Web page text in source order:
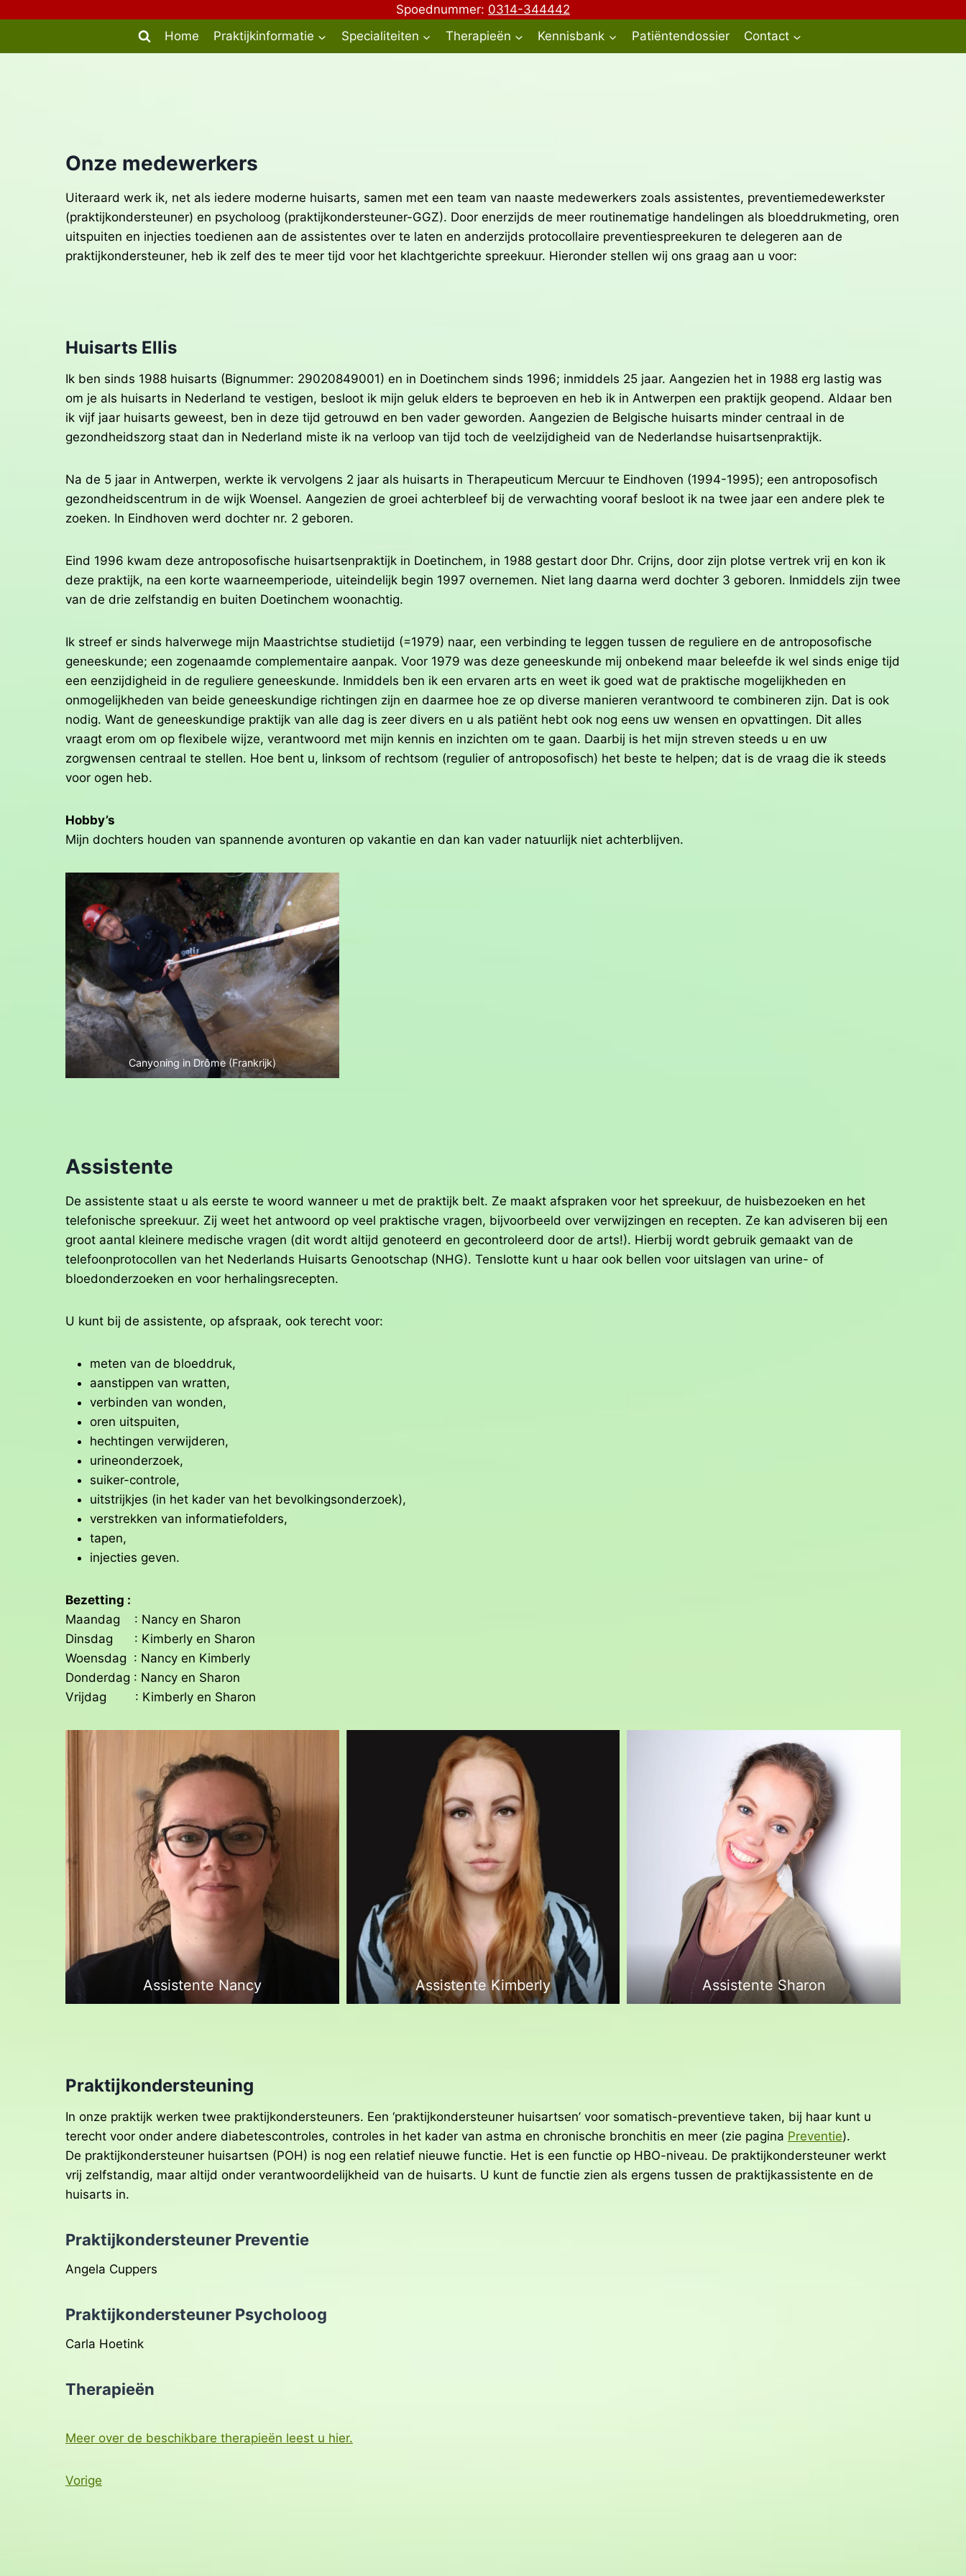
Spoednummer: 0314-344442
Home
Praktijkinformatie Specialiteiten Therapieën Kennisbank Patiëntendossier Contact
Onze medewerkers
Uiteraard werk ik, net als iedere moderne huisarts, samen met een team van naaste medewerkers zoals assistentes, preventiemedewerkster
(praktijkondersteuner) en psycholoog (praktijkondersteuner-GGZ). Door enerzijds de meer routinematige handelingen als bloeddrukmeting, oren
uitspuiten en injecties toedienen aan de assistentes over te laten en anderzijds protocollaire preventiespreekuren te delegeren aan de
praktijkondersteuner, heb ik zelf des te meer tijd voor het klachtgerichte spreekuur. Hieronder stellen wij ons graag aan u voor:
Huisarts Ellis
Ik ben sinds 1988 huisarts (Bignummer: 29020849001) en in Doetinchem sinds 1996; inmiddels 25 jaar. Aangezien het in 1988 erg lastig was
om je als huisarts in Nederland te vestigen, besloot ik mijn geluk elders te beproeven en heb ik in Antwerpen een praktijk geopend. Aldaar ben
ik vijf jaar huisarts geweest, ben in deze tijd getrouwd en ben vader geworden. Aangezien de Belgische huisarts minder centraal in de
gezondheidszorg staat dan in Nederland miste ik na verloop van tijd toch de veelzijdigheid van de Nederlandse huisartsenpraktijk.
Na de 5 jaar in Antwerpen, werkte ik vervolgens 2 jaar als huisarts in Therapeuticum Mercuur te Eindhoven (1994-1995); een antroposofisch
gezondheidscentrum in de wijk Woensel. Aangezien de groei achterbleef bij de verwachting vooraf besloot ik na twee jaar een andere plek te
zoeken. In Eindhoven werd dochter nr. 2 geboren.
Eind 1996 kwam deze antroposofische huisartsenpraktijk in Doetinchem, in 1988 gestart door Dhr. Crijns, door zijn plotse vertrek vrij en kon ik
deze praktijk, na een korte waarneemperiode, uiteindelijk begin 1997 overnemen. Niet lang daarna werd dochter 3 geboren. Inmiddels zijn twee
van de drie zelfstandig en buiten Doetinchem woonachtig.
Ik streef er sinds halverwege mijn Maastrichtse studietijd (=1979) naar, een verbinding te leggen tussen de reguliere en de antroposofische
geneeskunde; een zogenaamde complementaire aanpak. Voor 1979 was deze geneeskunde mij onbekend maar beleefde ik wel sinds enige tijd
een eenzijdigheid in de reguliere geneeskunde. Inmiddels ben ik een ervaren arts en weet ik goed wat de praktische mogelijkheden en
onmogelijkheden van beide geneeskundige richtingen zijn en daarmee hoe ze op diverse manieren verantwoord te combineren zijn. Dat is ook
nodig. Want de geneeskundige praktijk van alle dag is zeer divers en u als patiënt hebt ook nog eens uw wensen en opvattingen. Dit alles
vraagt erom om op flexibele wijze, verantwoord met mijn kennis en inzichten om te gaan. Daarbij is het mijn streven steeds u en uw
zorgwensen centraal te stellen. Hoe bent u, linksom of rechtsom (regulier of antroposofisch) het beste te helpen; dat is de vraag die ik steeds
voor ogen heb.
Hobby’s
Mijn dochters houden van spannende avonturen op vakantie en dan kan vader natuurlijk niet achterblijven.
Canyoning in Drôme (Frankrijk)
Assistente
De assistente staat u als eerste te woord wanneer u met de praktijk belt. Ze maakt afspraken voor het spreekuur, de huisbezoeken en het
telefonische spreekuur. Zij weet het antwoord op veel praktische vragen, bijvoorbeeld over verwijzingen en recepten. Ze kan adviseren bij een
groot aantal kleinere medische vragen (dit wordt altijd genoteerd en gecontroleerd door de arts!). Hierbij wordt gebruik gemaakt van de
telefoonprotocollen van het Nederlands Huisarts Genootschap (NHG). Tenslotte kunt u haar ook bellen voor uitslagen van urine- of
bloedonderzoeken en voor herhalingsrecepten.
U kunt bij de assistente, op afspraak, ook terecht voor:
meten van de bloeddruk,
aanstippen van wratten,
verbinden van wonden,
oren uitspuiten,
hechtingen verwijderen,
urineonderzoek,
suiker-controle,
uitstrijkjes (in het kader van het bevolkingsonderzoek),
verstrekken van informatiefolders,
tapen,
injecties geven.
Bezetting :
Maandag : Nancy en Sharon
Dinsdag : Kimberly en Sharon
Woensdag : Nancy en Kimberly
Donderdag : Nancy en Sharon
Vrijdag : Kimberly en Sharon
Assistente Nancy Assistente Kimberly Assistente Sharon
Praktijkondersteuning
In onze praktijk werken twee praktijkondersteuners. Een ‘praktijkondersteuner huisartsen’ voor somatisch-preventieve taken, bij haar kunt u
terecht voor onder andere diabetescontroles, controles in het kader van astma en chronische bronchitis en meer (zie pagina Preventie).
De praktijkondersteuner huisartsen (POH) is nog een relatief nieuwe functie. Het is een functie op HBO-niveau. De praktijkondersteuner werkt
vrij zelfstandig, maar altijd onder verantwoordelijkheid van de huisarts. U kunt de functie zien als ergens tussen de praktijkassistente en de
huisarts in.
Praktijkondersteuner Preventie
Angela Cuppers
Praktijkondersteuner Psycholoog
Carla Hoetink
Therapieën
Meer over de beschikbare therapieën leest u hier.
Vorige